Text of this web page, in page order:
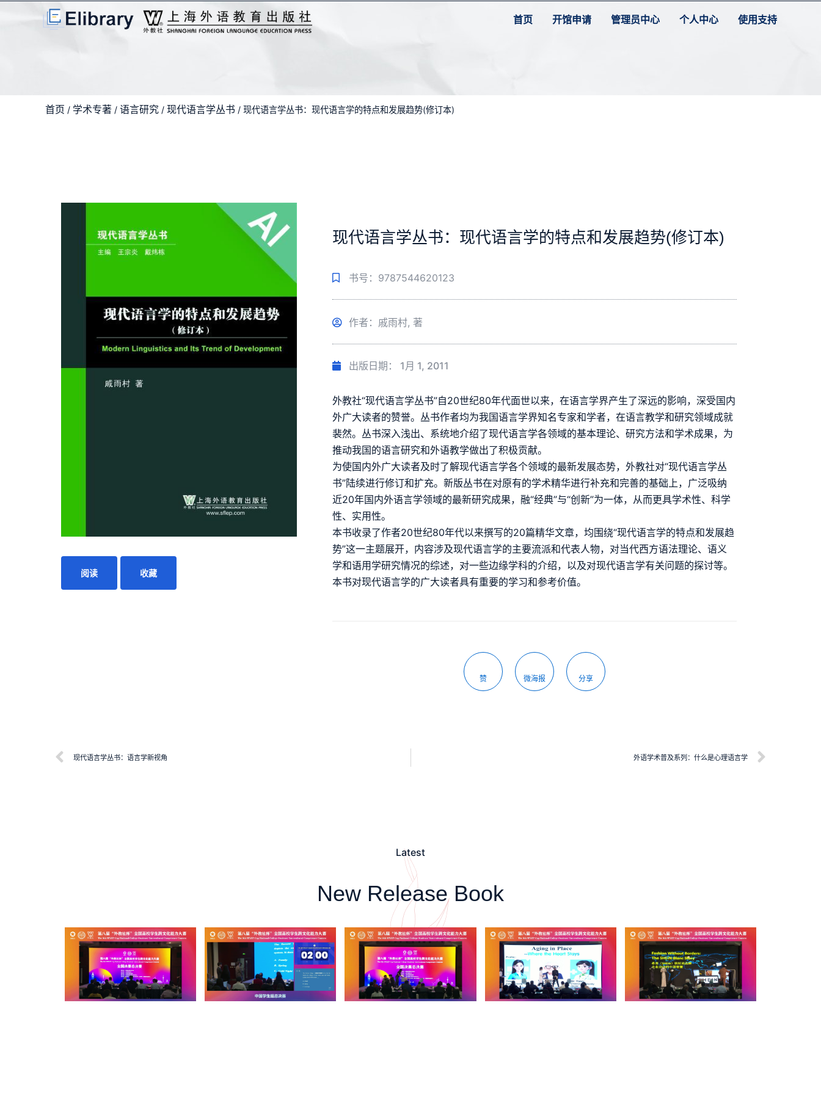
首页 开馆申请 管理员中心 个人中心 使用支持
首页 / 学术专著 / 语言研究 / 现代语言学丛书 / 现代语言学丛书：现代语言学的特点和发展趋势(修订本)
阅读 收藏
现代语言学丛书：现代语言学的特点和发展趋势(修订本)
书号：9787544620123
作者：戚雨村, 著
出版日期： 1月 1, 2011
外教社“现代语言学丛书”自20世纪80年代面世以来，在语言学界产生了深远的影响，深受国内
外广大读者的赞誉。丛书作者均为我国语言学界知名专家和学者，在语言教学和研究领域成就
裴然。丛书深入浅出、系统地介绍了现代语言学各领域的基本理论、研究方法和学术成果，为
推动我国的语言研究和外语教学做出了积极贡献。
为使国内外广大读者及时了解现代语言学各个领域的最新发展态势，外教社对“现代语言学丛
书”陆续进行修订和扩充。新版丛书在对原有的学术精华进行补充和完善的基础上，广泛吸纳
近20年国内外语言学领域的最新研究成果，融“经典”与“创新”为一体，从而更具学术性、科学
性、实用性。
本书收录了作者20世纪80年代以来撰写的20篇精华文章，均围绕“现代语言学的特点和发展趋
势”这一主题展开，内容涉及现代语言学的主要流派和代表人物，对当代西方语法理论、语义
学和语用学研究情况的综述，对一些边缘学科的介绍，以及对现代语言学有关问题的探讨等。
本书对现代语言学的广大读者具有重要的学习和参考价值。
赞 微海报 分享
现代语言学丛书：语言学新视角 外语学术普及系列：什么是心理语言学
Latest
New Release Book